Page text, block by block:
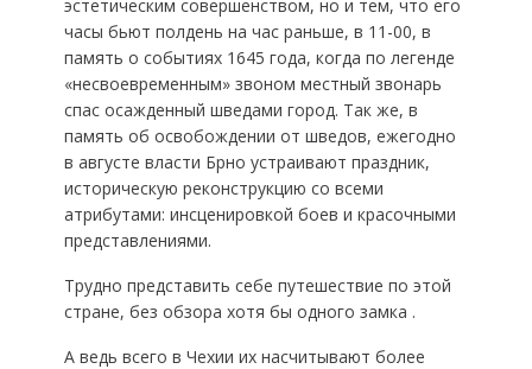
эстетическим совершенством, но и тем, что его
часы бьют полдень на час раньше, в 11-00, в
память о событиях 1645 года, когда по легенде
«несвоевременным» звоном местный звонарь
спас осажденный шведами город. Так же, в
память об освобождении от шведов, ежегодно
в августе власти Брно устраивают праздник,
историческую реконструкцию со всеми
атрибутами: инсценировкой боев и красочными
представлениями.
Трудно представить себе путешествие по этой
стране, без обзора хотя бы одного замка .
А ведь всего в Чехии их насчитывают более